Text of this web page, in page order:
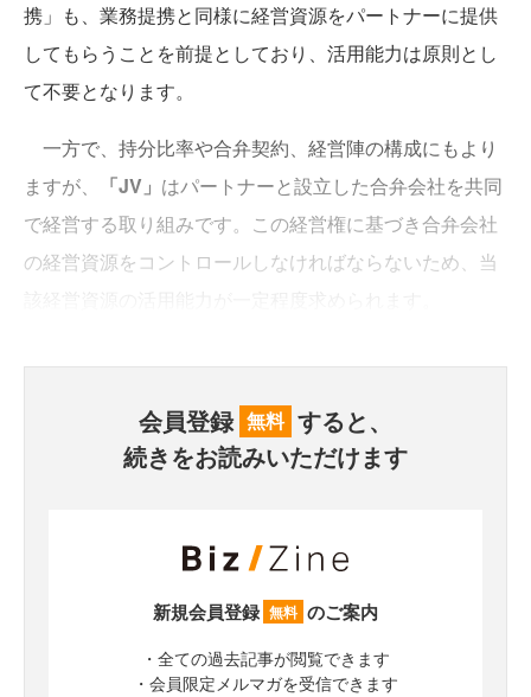
携」も、業務提携と同様に経営資源をパートナーに提供
してもらうことを前提としており、活用能力は原則とし
て不要となります。
一方で、持分比率や合弁契約、経営陣の構成にもより
ますが、
「JV」 はパートナーと設立した合弁会社を共同
で経営する取り組みです。この経営権に基づき合弁会社
の経営資源をコントロールしなければならないため、当
会員登録 無料 すると、
続きをお読みいただけます
新規会員登録 無料 のご案内
・全ての過去記事が閲覧できます
・会員限定メルマガを受信できます